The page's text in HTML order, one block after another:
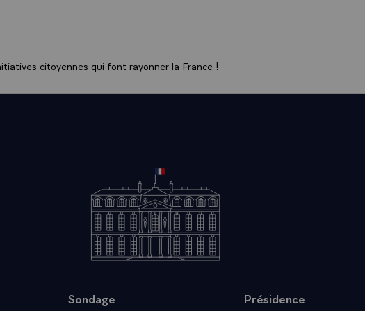
dialogue des cultures. Nous, francophones, issus de tous les continents
variées, nous devons le pratiquer ce dialogue davantage entre nous,
jusqu'où doit aller la norme universelle et comment, dans le respect
sans concession, elle se conjugue avec le particulier des peuples et des
de leurs valeurs, de la liberté conquise par leurs peuples, de la
s'attachent à construire, les francophones doivent parler d'une voix
forme le coeur-même de leur patrimoine commun.
de plus en plus ouvert, où l'écart s'accroît hélas entre riches et
pas longtemps être éludée. Nous devons l'aborder entre francophones,
citoyennes qui font rayonner la France !
Sondage Présidence